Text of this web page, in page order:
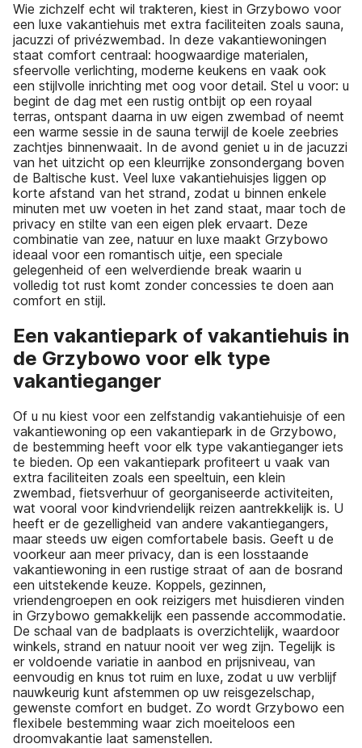
Wie zichzelf echt wil trakteren, kiest in Grzybowo voor
een luxe vakantiehuis met extra faciliteiten zoals sauna,
jacuzzi of privézwembad. In deze vakantiewoningen
staat comfort centraal: hoogwaardige materialen,
sfeervolle verlichting, moderne keukens en vaak ook
een stijlvolle inrichting met oog voor detail. Stel u voor: u
begint de dag met een rustig ontbijt op een royaal
terras, ontspant daarna in uw eigen zwembad of neemt
een warme sessie in de sauna terwijl de koele zeebries
zachtjes binnenwaait. In de avond geniet u in de jacuzzi
van het uitzicht op een kleurrijke zonsondergang boven
de Baltische kust. Veel luxe vakantiehuisjes liggen op
korte afstand van het strand, zodat u binnen enkele
minuten met uw voeten in het zand staat, maar toch de
privacy en stilte van een eigen plek ervaart. Deze
combinatie van zee, natuur en luxe maakt Grzybowo
ideaal voor een romantisch uitje, een speciale
gelegenheid of een welverdiende break waarin u
volledig tot rust komt zonder concessies te doen aan
comfort en stijl.
Een vakantiepark of vakantiehuis in
de Grzybowo voor elk type
vakantieganger
Of u nu kiest voor een zelfstandig vakantiehuisje of een
vakantiewoning op een vakantiepark in de Grzybowo,
de bestemming heeft voor elk type vakantieganger iets
te bieden. Op een vakantiepark profiteert u vaak van
extra faciliteiten zoals een speeltuin, een klein
zwembad, fietsverhuur of georganiseerde activiteiten,
wat vooral voor kindvriendelijk reizen aantrekkelijk is. U
heeft er de gezelligheid van andere vakantiegangers,
maar steeds uw eigen comfortabele basis. Geeft u de
voorkeur aan meer privacy, dan is een losstaande
vakantiewoning in een rustige straat of aan de bosrand
een uitstekende keuze. Koppels, gezinnen,
vriendengroepen en ook reizigers met huisdieren vinden
in Grzybowo gemakkelijk een passende accommodatie.
De schaal van de badplaats is overzichtelijk, waardoor
winkels, strand en natuur nooit ver weg zijn. Tegelijk is
er voldoende variatie in aanbod en prijsniveau, van
eenvoudig en knus tot ruim en luxe, zodat u uw verblijf
nauwkeurig kunt afstemmen op uw reisgezelschap,
gewenste comfort en budget. Zo wordt Grzybowo een
flexibele bestemming waar zich moeiteloos een
droomvakantie laat samenstellen.